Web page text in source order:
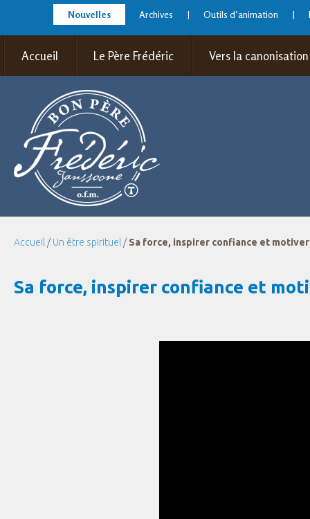
Nouvelles Archives Outils d’animation
Accueil Le Père Frédéric Vers la canonisation
Accueil / Un être spirituel / Sa force, inspirer confiance et motiver
Sa force, inspirer confiance et